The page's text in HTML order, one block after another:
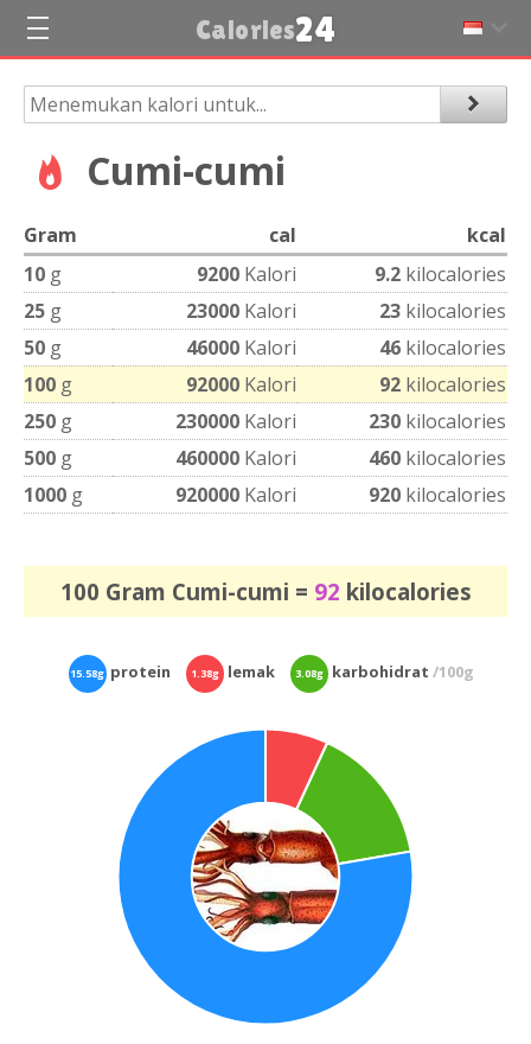
Calories24
Cumi-cumi
Gram cal
kcal
10 g 9200 Kalori 9.2 kilocalories
25 g 23000 Kalori 23 kilocalories
50 g 46000 Kalori 46 kilocalories
100 g 92000 Kalori 92 kilocalories
250 g 230000 Kalori 230 kilocalories
500 g 460000 Kalori 460 kilocalories
1000 g 920000 Kalori 920 kilocalories
100 Gram Cumi-cumi = 92 kilocalories
15.58gprotein 1.38g lemak 3.08g karbohidrat/100g